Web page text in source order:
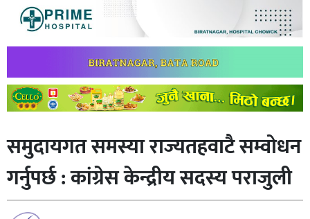
समुदायगत समस्या राज्यतहवाटै सम्वोधन
गर्नुपर्छ : कांग्रेस केन्द्रीय सदस्य पराजुली